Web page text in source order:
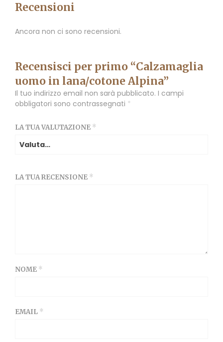
Recensioni
Ancora non ci sono recensioni.
Recensisci per primo “Calzamaglia
uomo in lana/cotone Alpina”
Il tuo indirizzo email non sarà pubblicato. I campi
obbligatori sono contrassegnati *
LA TUA VALUTAZIONE *
LA TUA RECENSIONE *
NOME *
EMAIL *